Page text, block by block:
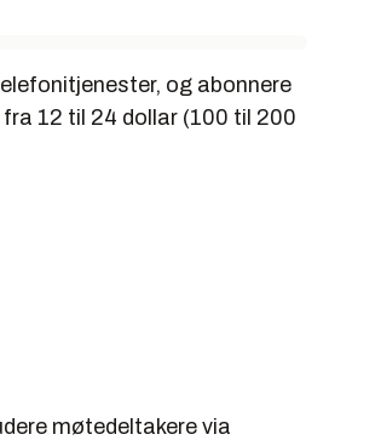
og abonnere
12 til 24 dollar (100 til 200
møtedeltakere via